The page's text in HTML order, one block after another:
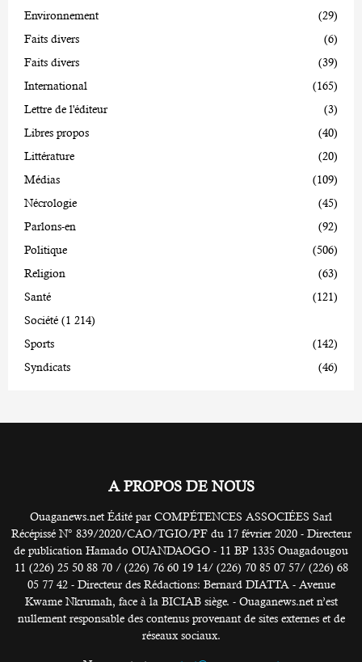
Environnement
(29)
Faits divers
(6)
Faits divers
(39)
International
(165)
Lettre de l'éditeur
(3)
Libres propos
(40)
Littérature
(20)
Médias
(109)
Nécrologie
(45)
Parlons-en
(92)
Politique
(506)
Religion
(63)
Santé
(121)
Société (1 214)
Sports
(142)
Syndicats
(46)
A PROPOS DE NOUS
Ouaganews.net Édité par COMPÉTENCES ASSOCIÉES Sarl
Récépissé N° 839/2020/CAO/TGIO/PF du 17 février 2020 - Directeur
de publication Hamado OUANDAOGO - 11 BP 1335 Ouagadougou
11 (226) 25 50 88 70 / (226) 76 60 19 14/ (226) 70 85 07 57/ (226) 68
05 77 42 - Directeur des Rédactions: Bernard DIATTA - Avenue
Kwame Nkrumah, face à la BICIAB siège. - Ouaganews.net n’est
nullement responsable des contenus provenant de sites externes et de
réseaux sociaux.